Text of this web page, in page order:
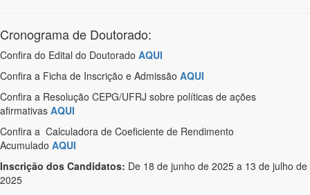
Cronograma de Doutorado:
Confira do Edital do Doutorado AQUI
Confira a Ficha de Inscrição e Admissão AQUI
Confira a Resolução CEPG/UFRJ sobre políticas de ações
afirmativas AQUI
Confira a Calculadora de Coeficiente de Rendimento
Acumulado AQUI
Inscrição dos Candidatos: De 18 de junho de 2025 a 13 de julho de
2025